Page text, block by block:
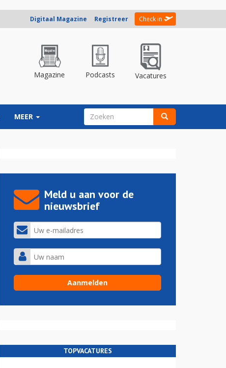
Digitaal Magazine Registreer Check in
Magazine Podcasts Vacatures
MEER ZOEKVELD
Meld u aan voor de
nieuwsbrief
TOPVACATURES